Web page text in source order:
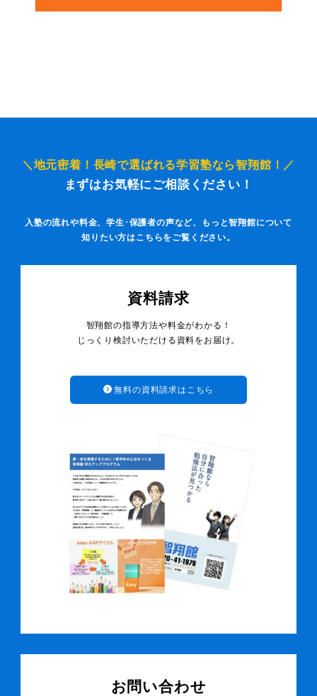
＼地元密着！長崎で選ばれる学習塾なら智翔館！／
まずはお気軽にご相談ください！
入塾の流れや料金、学生･保護者の声など、もっと智翔館について
知りたい方はこちらをご覧ください。
資料請求
智翔館の指導方法や料金がわかる！
じっくり検討いただける資料をお届け。
無料の資料請求はこちら
お問い合わせ